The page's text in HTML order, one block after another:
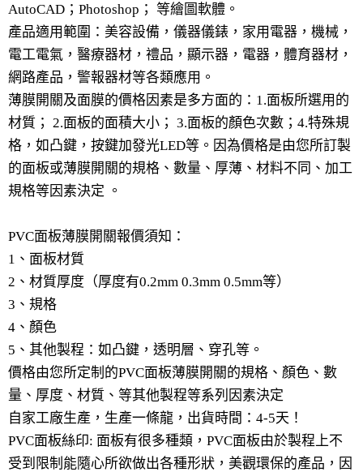
AutoCAD；Photoshop； 等繪圖軟體。
產品適用範圍：美容設備，儀器儀錶，家用電器，機械，
電工電氣，醫療器材，禮品，顯示器，電器，體育器材，
網路產品，警報器材等各類應用。
薄膜開關及面膜的價格因素是多方面的：1.面板所選用的
材質； 2.面板的面積大小； 3.面板的顏色次數；4.特殊規
格，如凸鍵，按鍵加發光LED等。因為價格是由您所訂製
的面板或薄膜開關的規格、數量、厚薄、材料不同、加工
規格等因素決定 。
PVC面板薄膜開關報價須知：
1、面板材質
2、材質厚度（厚度有0.2mm 0.3mm 0.5mm等）
3、規格
4、顏色
5、其他製程：如凸鍵，透明層、穿孔等。
價格由您所定制的PVC面板薄膜開關的規格、顏色、數
量、厚度、材質、等其他製程等系列因素決定
自家工廠生產，生產一條龍，出貨時間：4-5天！
PVC面板絲印: 面板有很多種類，PVC面板由於製程上不
受到限制能隨心所欲做出各種形狀，美觀環保的產品，因